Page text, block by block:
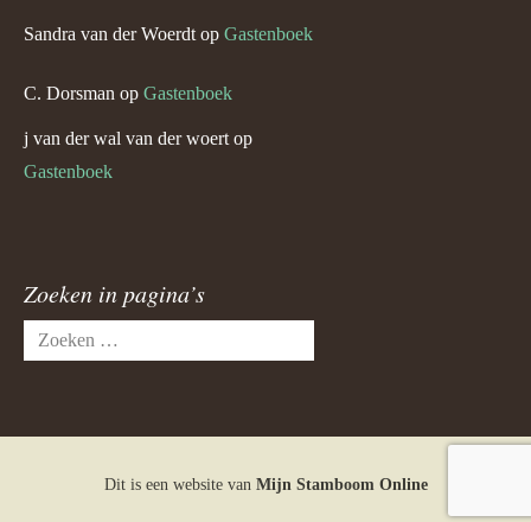
Sandra van der Woerdt op Gastenboek
C. Dorsman op Gastenboek
j van der wal van der woert op
Gastenboek
Zoeken in pagina’s
Zoeken
naar:
Dit is een website van Mijn Stamboom Online